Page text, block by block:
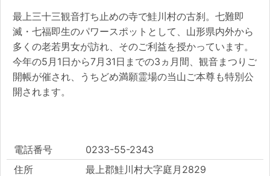
最上三十三観音打ち止めの寺で鮭川村の古刹。七難即
滅・七福即生のパワースポットとして、山形県内外から
多くの老若男女が訪れ、そのご利益を授かっています。
今年の5月1日から7月31日までの3ヵ月間、観音まつりご
開帳が催され、うちどめ満願霊場の当山ご本尊も特別公
開されます。
電話番号
0233-55-2343
住所
最上郡鮭川村大字庭月2829